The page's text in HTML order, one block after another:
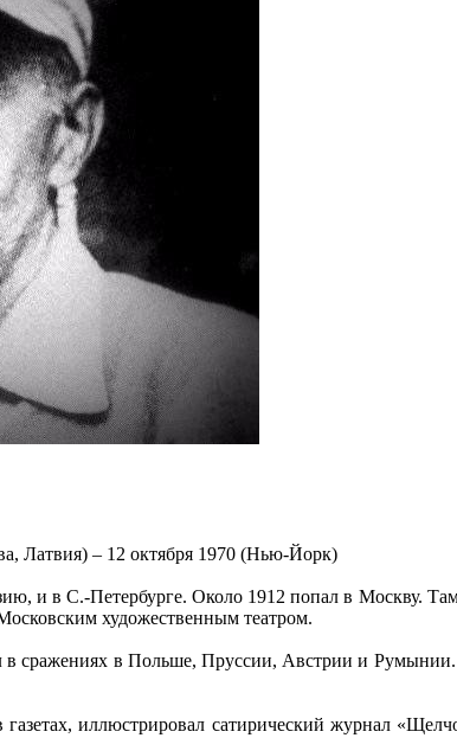
Латвия) – 12 октября 1970 (Нью-Йорк)
и в С.-Петербурге. Около 1912 попал в Москву.
художественным театром.
сражениях в Польше, Пруссии, Австрии и
иллюстрировал сатирический журнал